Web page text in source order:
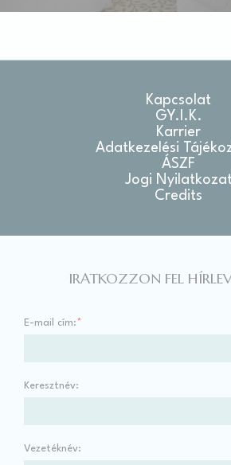
Kapcsolat
GY.I.K.
Karrier
Adatkezelési
ÁSZF
Jogi Nyilatkozat
Credits
IRATKOZZON FEL
E-mail cím:*
Keresztnév:
Vezetéknév: